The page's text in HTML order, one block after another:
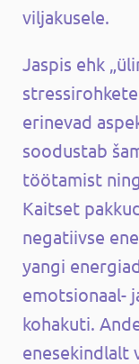
viljakusele.
Jaspis ehk
erinevad
soodustab
töötamist
Kaitset
negatiivse
yangi
emotsionaal-
kohakuti.
enesekindlalt